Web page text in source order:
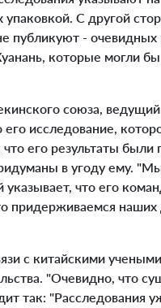
С другой
публикуют -
которые могли бы
союза, ведущий
его исследование,
его результаты были
в угоду ему.
что его
придерживаемся
с китайскими
"Очевидно, что
так: "Расследования